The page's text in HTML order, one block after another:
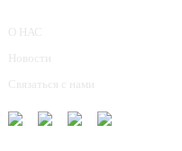
О НАС
Новости
Связаться с нами